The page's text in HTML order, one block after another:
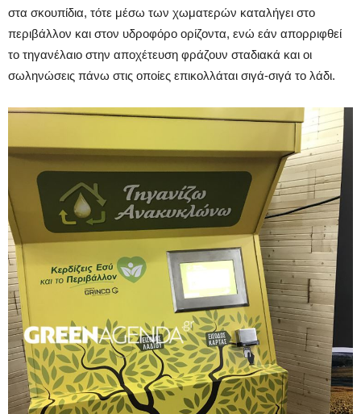
στα σκουπίδια, τότε μέσω των χωματερών καταλήγει στο
περιβάλλον και στον υδροφόρο ορίζοντα, ενώ εάν απορριφθεί
το τηγανέλαιο στην αποχέτευση φράζουν σταδιακά και οι
σωληνώσεις πάνω στις οποίες επικολλάται σιγά-σιγά το λάδι.